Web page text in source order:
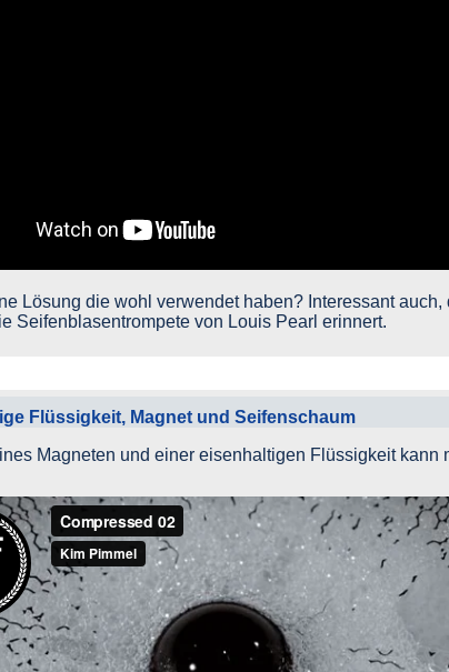
Lösung die wohl verwendet haben? Interessant
Seifenblasentrompete von Louis Pearl erinnert.
Flüssigkeit, Magnet und Seifenschaum
Magneten und einer eisenhaltigen Flüssigkeit